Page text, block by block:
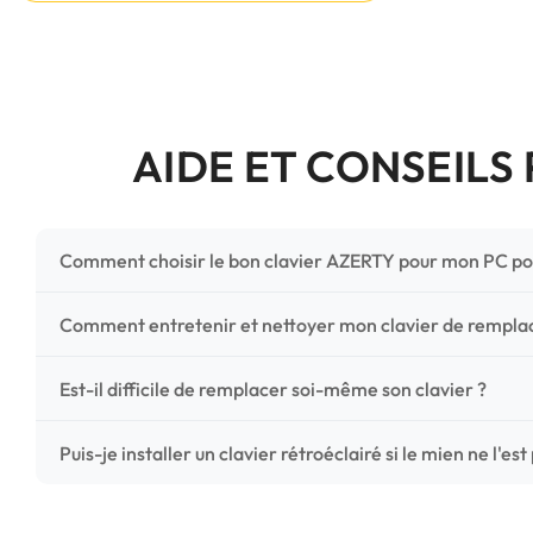
AIDE ET CONSEILS
Comment choisir le bon clavier AZERTY pour mon PC
Pour ne pas vous tromper, vérifiez trois points critiques
Comment entretenir et nettoyer mon clavier de
Un entretien régulier prolonge la vie de vos touches.
Est-il difficile de remplacer soi-même son clavier ?
C'est une réparation accessible et très économique !
Puis-je installer un clavier rétroéclairé si le mien ne l'est